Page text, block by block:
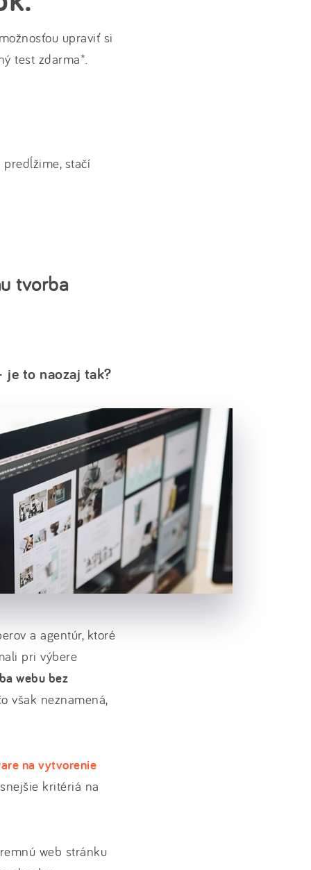
upraviť si
test zdarma*.
stačí
tvorba
je to naozaj tak?
a agentúr, ktoré
pri výbere
webu bez
však neznamená,
na vytvorenie
kritériá na
web stránku